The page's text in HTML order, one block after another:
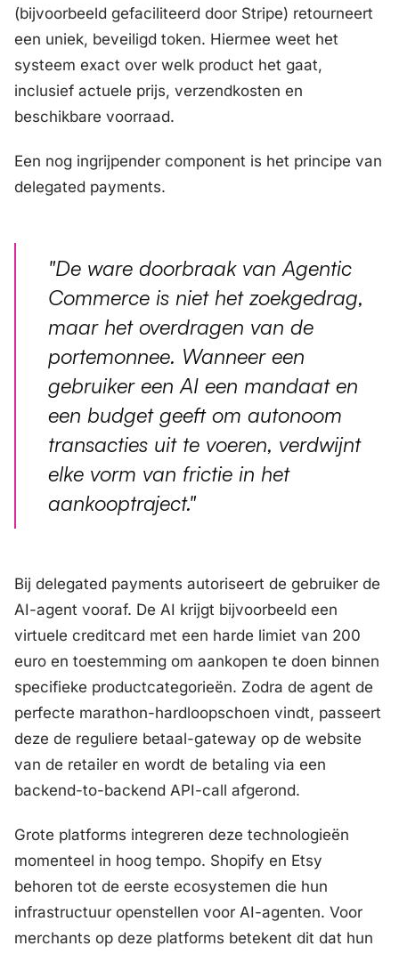
(bijvoorbeeld gefaciliteerd door Stripe) retourneert
een uniek, beveiligd token. Hiermee weet het
systeem exact over welk product het gaat,
inclusief actuele prijs, verzendkosten en
beschikbare voorraad.
Een nog ingrijpender component is het principe van
delegated payments.
"De ware doorbraak van Agentic
Commerce is niet het zoekgedrag,
maar het overdragen van de
portemonnee. Wanneer een
gebruiker een AI een mandaat en
een budget geeft om autonoom
transacties uit te voeren, verdwijnt
elke vorm van frictie in het
aankooptraject."
Bij delegated payments autoriseert de gebruiker de
AI-agent vooraf. De AI krijgt bijvoorbeeld een
virtuele creditcard met een harde limiet van 200
euro en toestemming om aankopen te doen binnen
specifieke productcategorieën. Zodra de agent de
perfecte marathon-hardloopschoen vindt, passeert
deze de reguliere betaal-gateway op de website
van de retailer en wordt de betaling via een
backend-to-backend API-call afgerond.
Grote platforms integreren deze technologieën
momenteel in hoog tempo. Shopify en Etsy
behoren tot de eerste ecosystemen die hun
infrastructuur openstellen voor AI-agenten. Voor
merchants op deze platforms betekent dit dat hun